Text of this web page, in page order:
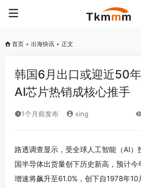
首页 • 出海快讯 • 正文
韩国6月出口或迎近50
AI芯片热销成核心推手
1个月前发布 xing
路透调查显示，受全球人工智能（AI）
国半导体出货量创下历史新高，预计
增速将飙升至61.0%，创下自1978年10